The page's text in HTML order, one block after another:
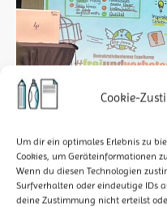
Cookie-
Um dir ein optimales Erlebnis zu
Cookies, um Geräteinformationen
Wenn du diesen Technologien
Surfverhalten oder eindeutige IDs
deine Zustimmung nicht erteilst